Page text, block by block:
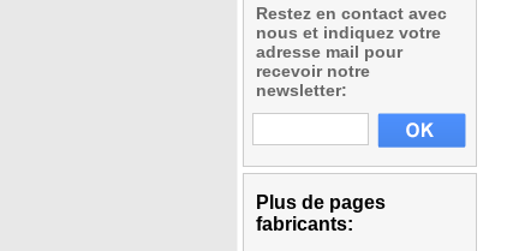
Restez en contact avec
nous et indiquez votre
adresse mail pour
recevoir notre
newsletter:
Plus de pages
fabricants: